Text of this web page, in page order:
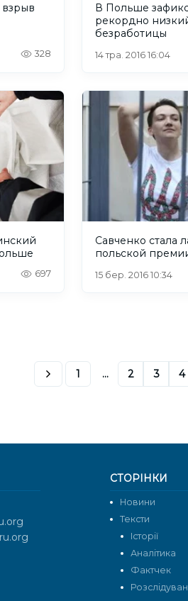
328
В Польше
рекордно
безработицы
14 тра. 2016 16:04
697
Савченко стала
польской
15 бер. 2016 10:34
1 ... 2 3 4
СТОРІНКИ
Новини
Тексти
Історії
Аналітика
Фактчек